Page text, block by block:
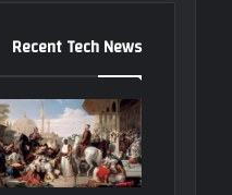
Recent Tech News